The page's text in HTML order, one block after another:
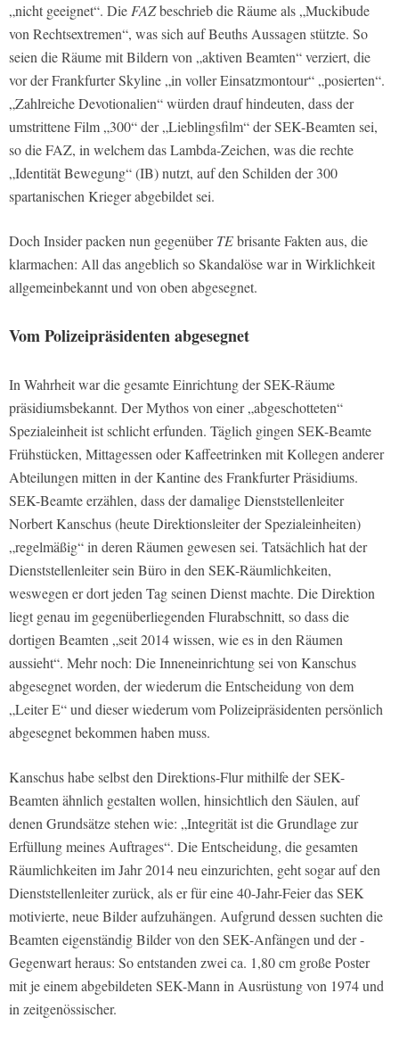
„nicht geeignet“. Die FAZbeschrieb die Räume als „Muckibude
von Rechtsextremen“, was sich auf Beuths Aussagen stützte. So
seien die Räume mit Bildern von „aktiven Beamten“ verziert, die
vor der Frankfurter Skyline „in voller Einsatzmontour“ „posierten“.
„Zahlreiche Devotionalien“ würden drauf hindeuten, dass der
umstrittene Film „300“ der „Lieblingsfilm“ der SEK-Beamten sei,
so die FAZ, in welchem das Lambda-Zeichen, was die rechte
„Identität Bewegung“ (IB) nutzt, auf den Schilden der 300
spartanischen Krieger abgebildet sei.
Doch Insider packen nun gegenüberTEbrisante Fakten aus, die
klarmachen: All das angeblich so Skandalöse war in Wirklichkeit
allgemeinbekannt und von oben abgesegnet.
Vom Polizeipräsidenten abgesegnet
In Wahrheit war die gesamte Einrichtung der SEK-Räume
präsidiumsbekannt. Der Mythos von einer „abgeschotteten“
Spezialeinheit ist schlicht erfunden. Täglich gingen SEK-Beamte
Frühstücken, Mittagessen oder Kaffeetrinken mit Kollegen anderer
Abteilungen mitten in der Kantine des Frankfurter Präsidiums.
SEK-Beamte erzählen, dass der damalige Dienststellenleiter
Norbert Kanschus (heute Direktionsleiter der Spezialeinheiten)
„regelmäßig“ in deren Räumen gewesen sei. Tatsächlich hat der
Dienststellenleiter sein Büro in den SEK-Räumlichkeiten,
weswegen er dort jeden Tag seinen Dienst machte. Die Direktion
liegt genau im gegenüberliegenden Flurabschnitt, so dass die
dortigen Beamten „seit 2014 wissen, wie es in den Räumen
aussieht“. Mehr noch: Die Inneneinrichtung sei von Kanschus
abgesegnet worden, der wiederum die Entscheidung von dem
„Leiter E“ und dieser wiederum vom Polizeipräsidenten persönlich
abgesegnet bekommen haben muss.
Kanschus habe selbst den Direktions-Flur mithilfe der SEK-
Beamten ähnlich gestalten wollen, hinsichtlich den Säulen, auf
denen Grundsätze stehen wie: „Integrität ist die Grundlage zur
Erfüllung meines Auftrages“. Die Entscheidung, die gesamten
Räumlichkeiten im Jahr 2014 neu einzurichten, geht sogar auf den
Dienststellenleiter zurück, als er für eine 40-Jahr-Feier das SEK
motivierte, neue Bilder aufzuhängen. Aufgrund dessen suchten die
Beamten eigenständig Bilder von den SEK-Anfängen und der -
Gegenwart heraus: So entstanden zwei ca. 1,80 cm große Poster
mit je einem abgebildeten SEK-Mann in Ausrüstung von 1974 und
in zeitgenössischer.